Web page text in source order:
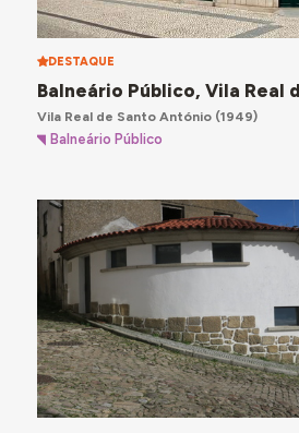
DESTAQUE
Balneário Público, Vila Real
Vila Real de Santo António(1949)
Balneário Público